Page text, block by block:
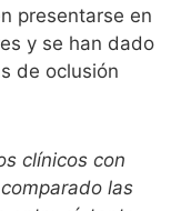
presentarse en
y se han dado
de oclusión
clínicos con
las